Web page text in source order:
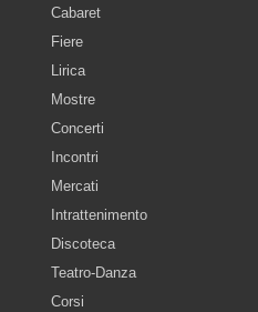
Cabaret
Fiere
Lirica
Mostre
Concerti
Incontri
Mercati
Intrattenimento
Discoteca
Teatro-Danza
Corsi